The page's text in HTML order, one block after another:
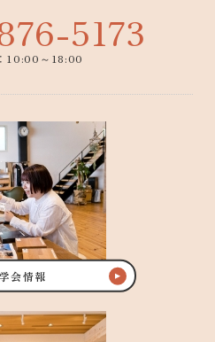
5173
10:00～18:00
会情報